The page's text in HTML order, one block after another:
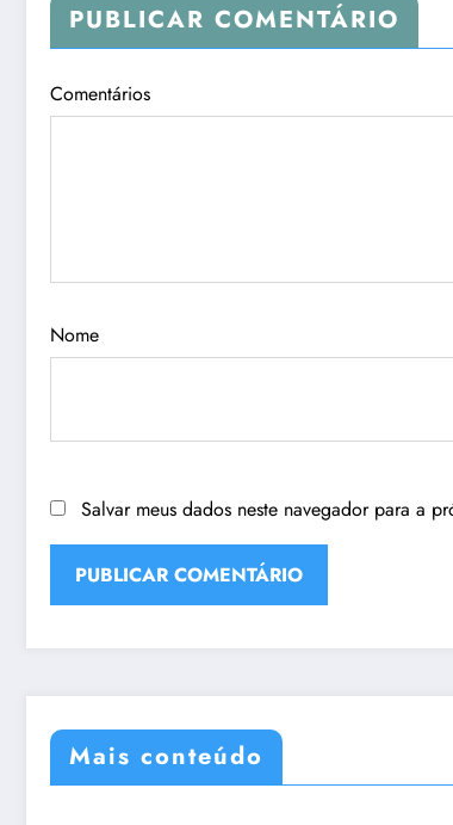
PUBLICAR COMENTÁRIO
Comentários
Nome
Salvar meus dados neste navegador para a
Mais conteúdo